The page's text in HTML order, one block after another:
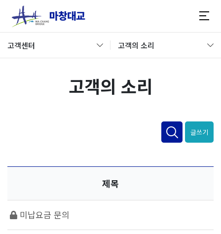
고객센터 고객의 소리
고객의 소리
글쓰기
제목
미납요금 문의